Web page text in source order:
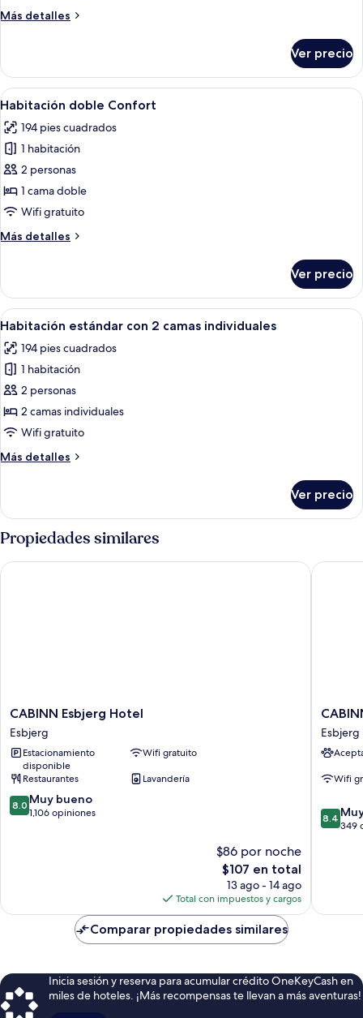
Más detalles
Más
cuádruple
familiar
Ver precio
Abrir
todas
las
fotos
de
Habitación
doble
Un dormitorio con una cama, dos
6
Habitación doble Confort
194 pies cuadrados
1 habitación
2 personas
1 cama doble
Wifi gratuito
Más detalles
Más
doble
Confort
Ver precio
Abrir
todas
las
fotos
de
Habitación
estándar
2
Habitación de hotel con dos camas
4
Habitación estándar con 2 camas individuales
194 pies cuadrados
1 habitación
2 personas
2 camas individuales
Wifi gratuito
Más detalles
Más
estándar
con
2
camas
individuales
Ver precio
Propiedades similares
CABINN
Esbjerg
Hotel
Esbjerg
CABINN Esbjerg Hotel
Esbjerg
Estacionamiento
disponible
Wifi gratuito
Restaurantes
Lavandería
8.0
de
8.0 Muy bueno
1,106 opiniones
$86 por noche
El
precio
actual
es
de
$107
$107 en total
13 ago - 14 ago
Total con impuestos y cargos
CABINN Esbjerg Hotel
CABINN
Plus
Esbjerg
Esbjerg
Esbjerg
Wifi
8.4
de
8.4
349
Comparar propiedades similares
Inicia sesión y reserva para acumular crédito OneKeyCash en
miles de hoteles. ¡Más recompensas te llevan a más aventuras!